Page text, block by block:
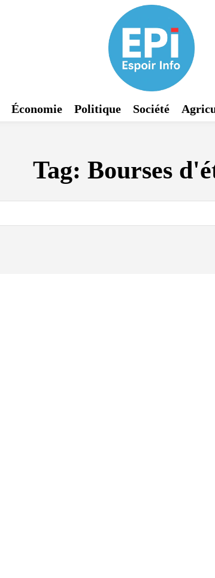
Économie Politique Société
Tag: Bourses